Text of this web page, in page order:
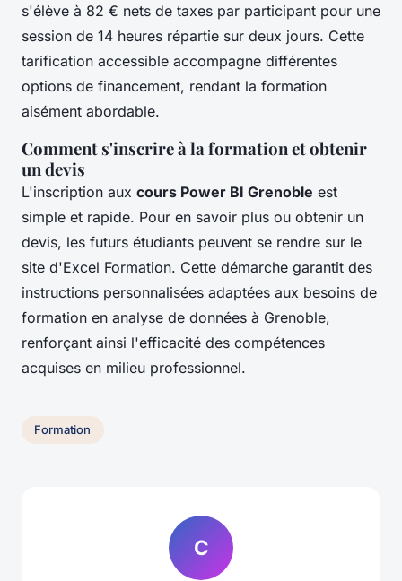
s'élève à 82 € nets de taxes par participant pour une
session de 14 heures répartie sur deux jours. Cette
tarification accessible accompagne différentes
options de financement, rendant la formation
aisément abordable.
Comment s'inscrire à la formation et obtenir
un devis
L'inscription aux cours Power BI Grenoble est
simple et rapide. Pour en savoir plus ou obtenir un
devis, les futurs étudiants peuvent se rendre sur le
site d'Excel Formation. Cette démarche garantit des
instructions personnalisées adaptées aux besoins de
formation en analyse de données à Grenoble,
renforçant ainsi l'efficacité des compétences
acquises en milieu professionnel.
Formation
C